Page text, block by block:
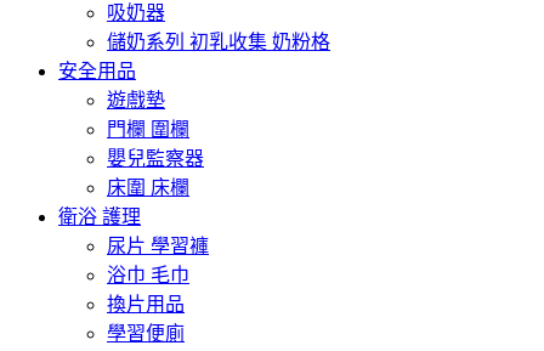
吸奶器
儲奶系列 初乳收集 奶粉格
安全用品
遊戲墊
門欄 圍欄
嬰兒監察器
床圍 床欄
衛浴 護理
尿片 學習褲
浴巾 毛巾
換片用品
學習便廁